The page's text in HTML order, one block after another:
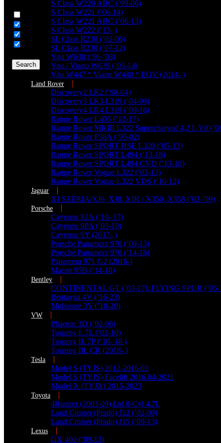
Generic filters
Hidden label
Hidden label
Hidden label
Hidden label
Search
S Class W220 ABC (’99-06)
S Class W221 (’06-14)
S Class W221 ABC (’06-13)
S Class W222 (’13- )
SL Class R230 (’02-06)
SL Class R230 (’07-12)
Vito W638 (’96-’03)
Vito / Viano W639 (’03-14)
Vito W447 * Viano W448 * EQV (2014- )
Land Rover
Discovery2 LR2 (’98-04)
Discovery3 LR3 L319 (’04-09)
Discovery4 LR4 L319 (’09-16)
Range Rover L405 (’12-17)
Range Rover MKIII L322 Supercharged 4,2 L V8
Range Rover P38A (’95-02)
Range Rover SPORT HSE L320 (’05-13)
Range Rover SPORT L494 (’13-18)
Range Rover SPORT L494 CVD (’13-18)
Range Rover Vogue L322 (’02-12)
Range Rover Vogue L322 VDS (’10-12)
Jaguar
XJ SZÉRIA/XJ6, XJ8, XJR / X350, X358 (’03-’09)
Porsche
Cayenne 92A (’10- 17)
Cayenne 9PA (’03-10)
Cayenne 9Y (2017- )
Porsche Panamera 970 (’09-13)
Porsche Panamera 970 (’14-16)
Panamera 971 G2 (2016-)
Macan 95B (’14-18)
Bentley
CONTINENTAL GT (’03-17), FLYING SPUR (’05-
Bentayga 4V (’16-23)
Mulsanne 3Y (’10-20)
VW
Phaeton 3D (’02-06)
Touareg I. 7L (’02-10)
Touareg II. 7P (’10- 18 )
Touareg III. CR (2018- )
Tesla
Model S (TYJS) 2012-2016.03
Model S (TYJS) Facelift 2016.04-2021
Model X (TYJX) 2015-2023
Toyota
4Runner (2003-09) Ltd 8-Cyl 4.7L
Land Cruiser (Prado) J12 (’02-09)
Land Cruiser (Prado) J15 (’09-13)
Lexus
GX 460 (’09-13)